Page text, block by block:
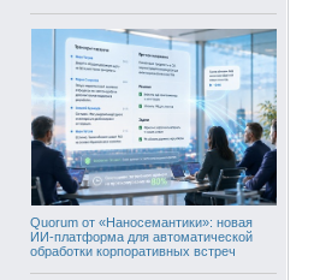
Quorum от «Наносемантики»: новая
ИИ-платформа для автоматической
обработки корпоративных встреч